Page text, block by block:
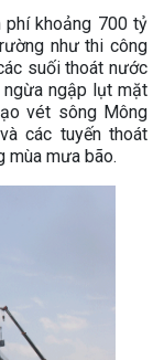
phí khoảng 700 tỷ
như thi công
suối thoát nước
ngập lụt mặt
vét sông Mông
các tuyến thoát
mùa mưa bão.